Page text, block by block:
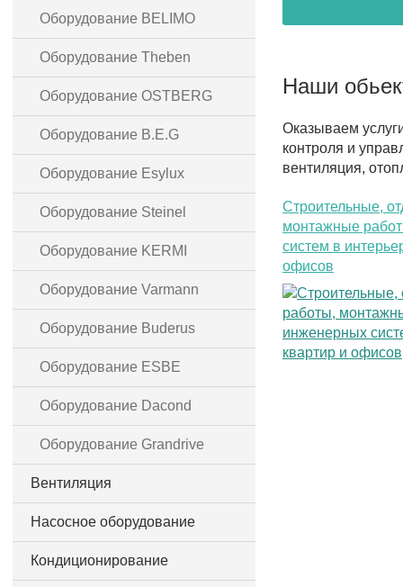
Оборудование BELIMO
Оборудование Theben
Оборудование OSTBERG
Оборудование B.E.G
Оборудование Esylux
Оборудование Steinel
Оборудование KERMI
Оборудование Varmann
Оборудование Buderus
Оборудование ESBE
Оборудование Dacond
Оборудование Grandrive
Вентиляция
Насосное оборудование
Кондиционирование
Наши
Оказываем
контроля и
вентиляция,
Строительные,
монтажные
систем в
офисов